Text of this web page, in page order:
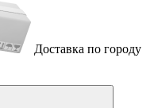
Доставка по городу